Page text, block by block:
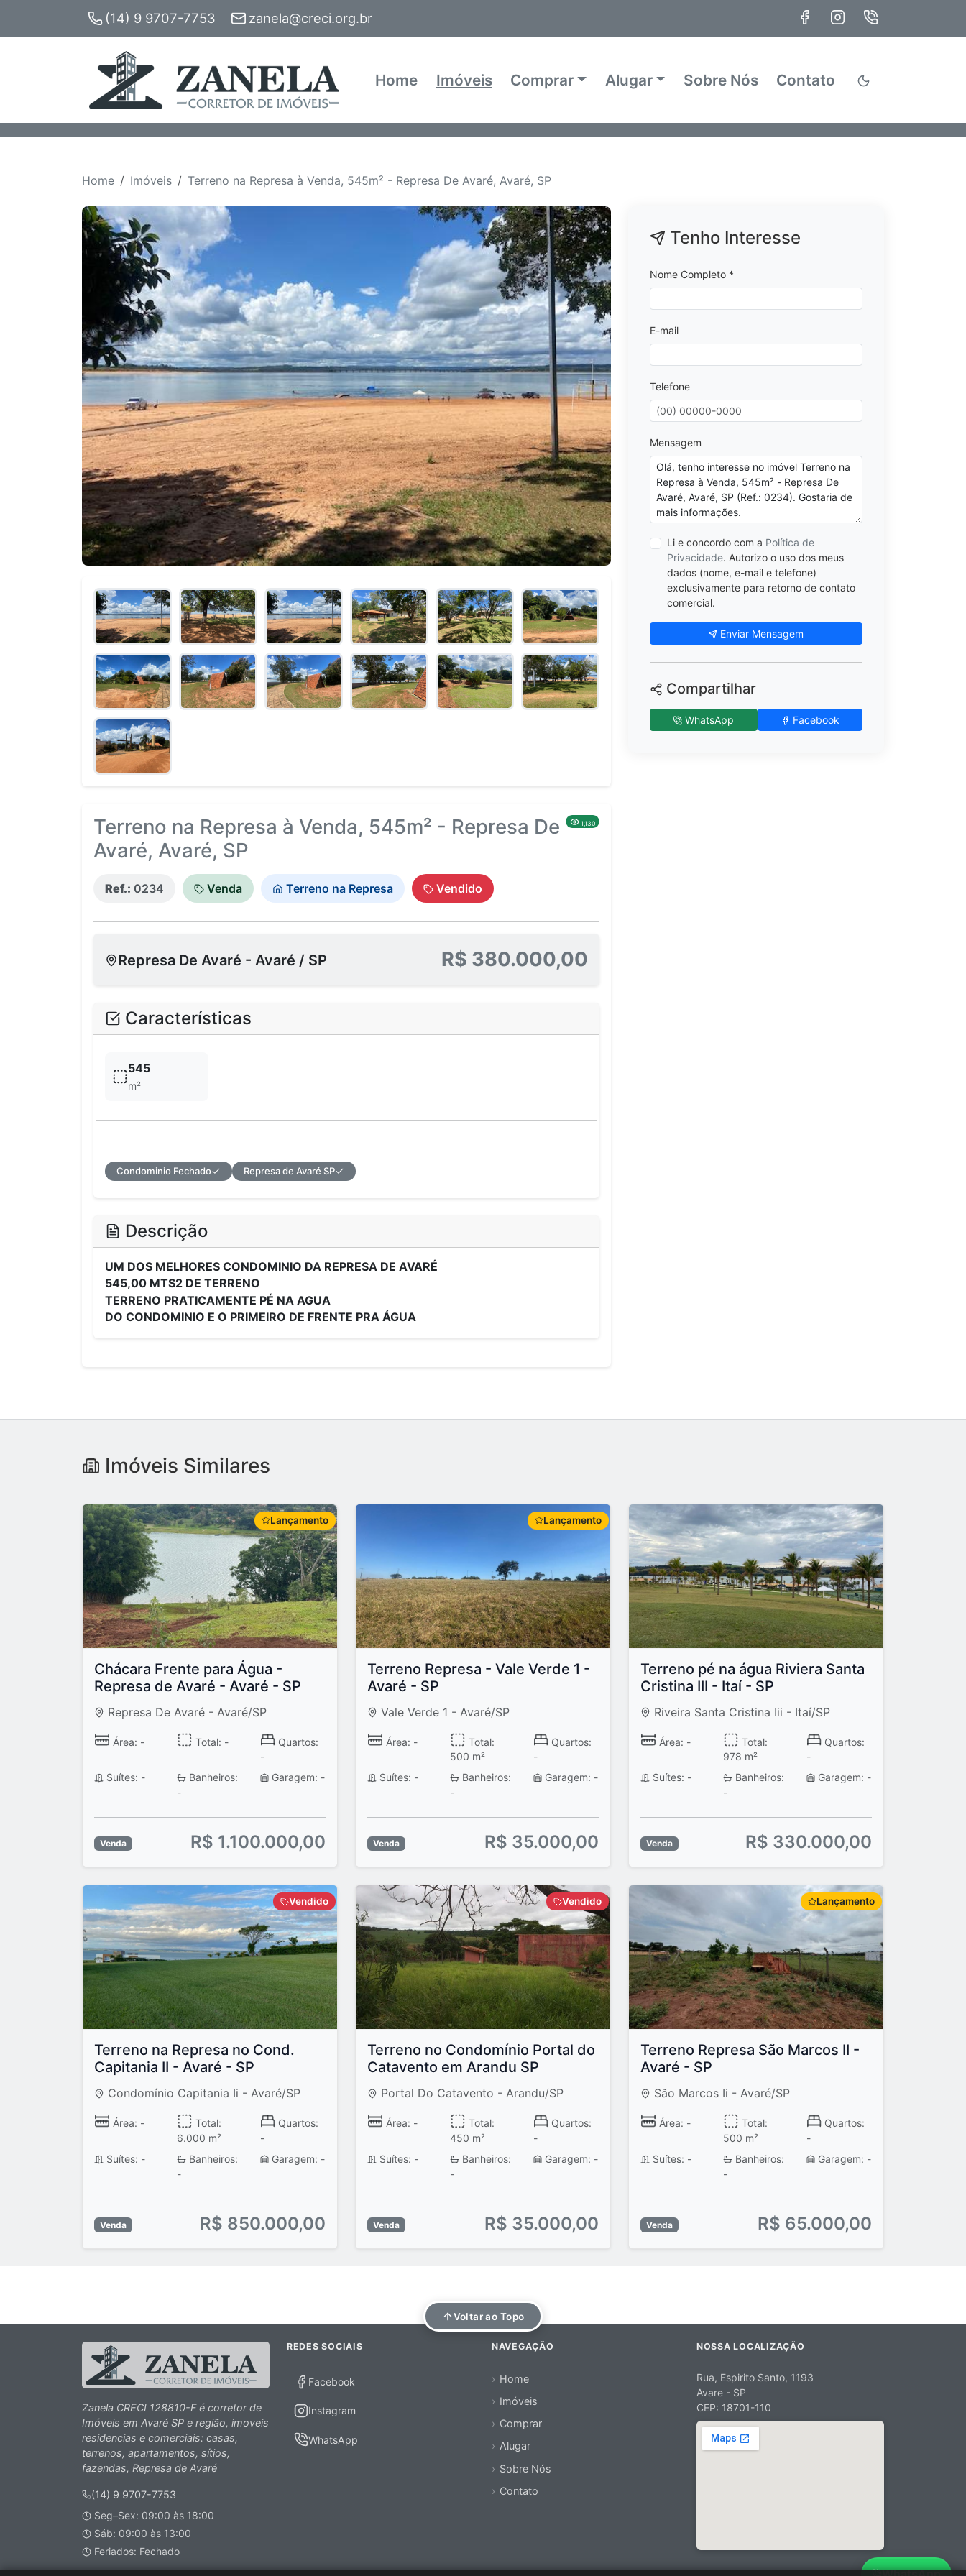
(14) 9 9707-7753 zanela@creci.org.br
Home Imóveis Comprar Alugar Sobre Nós Contato
Home Imóveis Terreno na Represa à Venda, 545m² - Represa De Avaré, Avaré, SP
Terreno na Represa à Venda, 545m² - Represa De
Avaré, Avaré, SP
1,130
Ref.: 0234 Venda Terreno na Represa Vendido
Represa De Avaré - Avaré / SP R$ 380.000,00
Características
545
m²
Condominio Fechado Represa de Avaré SP
Descrição
UM DOS MELHORES CONDOMINIO DA REPRESA DE AVARÉ
545,00 MTS2 DE TERRENO
TERRENO PRATICAMENTE PÉ NA AGUA
DO CONDOMINIO E O PRIMEIRO DE FRENTE PRA ÁGUA
Tenho Interesse
Nome Completo *
E-mail
Telefone
Mensagem
Li e concordo com a Política de
Privacidade. Autorizo o uso dos meus
dados (nome, e-mail e telefone)
exclusivamente para retorno de contato
comercial.
Enviar Mensagem
Compartilhar
WhatsApp Facebook
Imóveis Similares
Lançamento
Chácara Frente para Água -
Represa de Avaré - Avaré - SP
Represa De Avaré - Avaré/SP
Área: - Total: -
Quartos:
-
Suítes: -
Banheiros:
-
Garagem: -
Venda R$ 1.100.000,00
Lançamento
Terreno Represa - Vale Verde 1 -
Avaré - SP
Vale Verde 1 - Avaré/SP
Área: -
Total:
500 m²
Quartos:
-
Suítes: -
Banheiros:
-
Garagem: -
Venda R$ 35.000,00
Terreno pé na água Riviera Santa
Cristina III - Itaí - SP
Riveira Santa Cristina Iii - Itaí/SP
Área: -
Total:
978 m²
Quartos:
-
Suítes: -
Banheiros:
-
Garagem: -
Venda R$ 330.000,00
Vendido
Terreno na Represa no Cond.
Capitania II - Avaré - SP
Condomínio Capitania Ii - Avaré/SP
Área: -
Total:
6.000 m²
Quartos:
-
Suítes: -
Banheiros:
-
Garagem: -
Venda R$ 850.000,00
Vendido
Terreno no Condomínio Portal do
Catavento em Arandu SP
Portal Do Catavento - Arandu/SP
Área: -
Total:
450 m²
Quartos:
-
Suítes: -
Banheiros:
-
Garagem: -
Venda R$ 35.000,00
Lançamento
Terreno Represa São Marcos II -
Avaré - SP
São Marcos Ii - Avaré/SP
Área: -
Total:
500 m²
Quartos:
-
Suítes: -
Banheiros:
-
Garagem: -
Venda R$ 65.000,00
Voltar ao Topo
Zanela CRECI 128810-F é corretor de
Imóveis em Avaré SP e região, imoveis
residencias e comerciais: casas,
terrenos, apartamentos, sítios,
fazendas, Represa de Avaré
(14) 9 9707-7753
Seg–Sex: 09:00 às 18:00
Sáb: 09:00 às 13:00
Feriados: Fechado
REDES SOCIAIS
Facebook
Instagram
WhatsApp
NAVEGAÇÃO
Home
Imóveis
Comprar
Alugar
Sobre Nós
Contato
NOSSA LOCALIZAÇÃO
Rua, Espirito Santo, 1193
Avare - SP
CEP: 18701-110